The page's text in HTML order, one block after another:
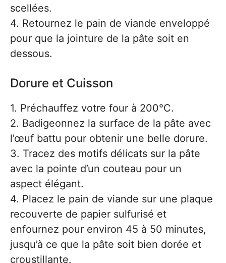
scellées.
4. Retournez le pain de viande enveloppé
pour que la jointure de la pâte soit en
dessous.
Dorure et Cuisson
1. Préchauffez votre four à 200°C.
2. Badigeonnez la surface de la pâte avec
l’œuf battu pour obtenir une belle dorure.
3. Tracez des motifs délicats sur la pâte
avec la pointe d’un couteau pour un
aspect élégant.
4. Placez le pain de viande sur une plaque
recouverte de papier sulfurisé et
enfournez pour environ 45 à 50 minutes,
jusqu’à ce que la pâte soit bien dorée et
croustillante.